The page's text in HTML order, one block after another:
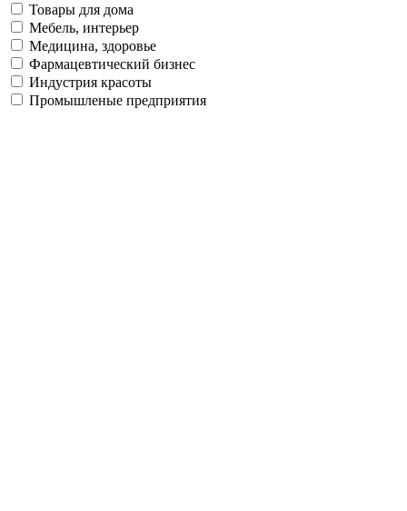
Товары для дома
Мебель, интерьер
Медицина, здоровье
Фармацевтический бизнес
Индустрия красоты
Промышленые предприятия